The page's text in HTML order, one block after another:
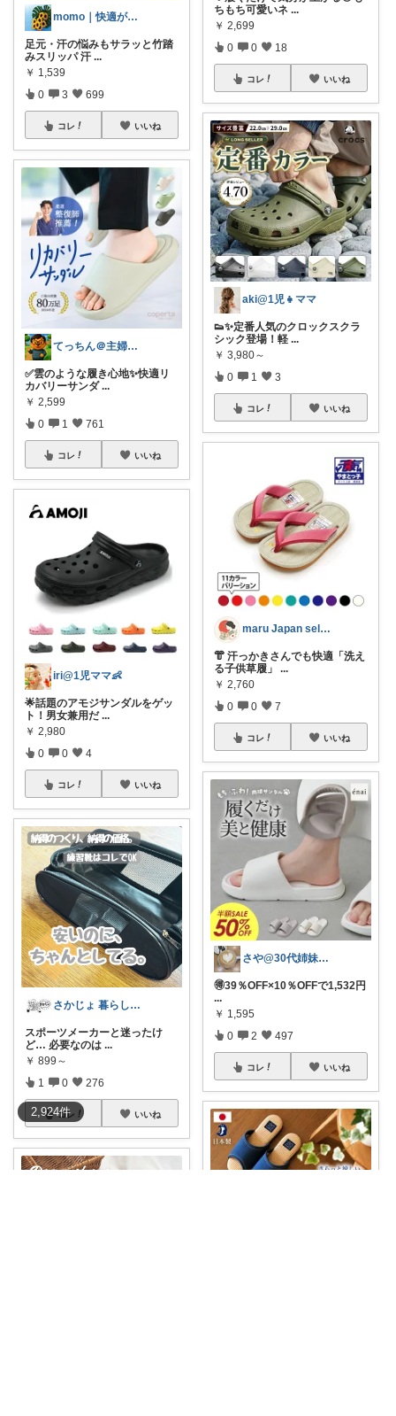
2,924件
momo｜快適があるライフスタイル
足元・汗の悩みもサラッと竹踏
みスリッパ 汗 ...
￥ 1,539
0 3 699
コレ いいね
てっちん＠主婦ラクグッズ中心✨
✅雲のような履き心地✨快適リ
カバリーサンダ ...
￥ 2,599
0 1 761
コレ いいね
iri@1児ママ👶
🌟話題のアモジサンダルをゲッ
ト！男女兼用だ ...
￥ 2,980
0 0 4
コレ いいね
さかじょ 暮らしラクROOM
スポーツメーカーと迷ったけ
ど… 必要なのは ...
￥ 899～
1 0 276
コレ いいね
ちもち可愛いネ ...
￥ 2,699
0 0 18
コレ いいね
aki@1児👧ママ
👟✨定番人気のクロックスクラ
シック登場！軽 ...
￥ 3,980～
0 1 3
コレ いいね
maru Japan select
👘 汗っかきさんでも快適「洗え
る子供草履」
...
￥ 2,760
0 0 7
コレ いいね
さや@30代姉妹ママ
🉐39％OFF×10％OFFで1,532円
...
￥ 1,595
0 2 497
コレ いいね